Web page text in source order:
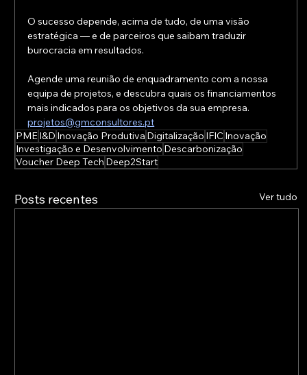
O sucesso depende, acima de tudo, de uma visão
estratégica — e de parceiros que saibam traduzir
burocracia em resultados.
Agende uma reunião de enquadramento com a nossa
equipa de projetos, e descubra quais os financiamentos
mais indicados para os objetivos da sua empresa.
projetos@gmconsultores.pt
PMEI&D Inovação Produtiva Digitalização IFIC Inovação
Investigação e Desenvolvimento Descarbonização
Voucher Deep Tech Deep2Start
Posts recentes Ver tudo